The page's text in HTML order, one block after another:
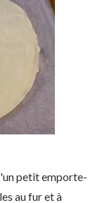
petit emporte-
au fur et à